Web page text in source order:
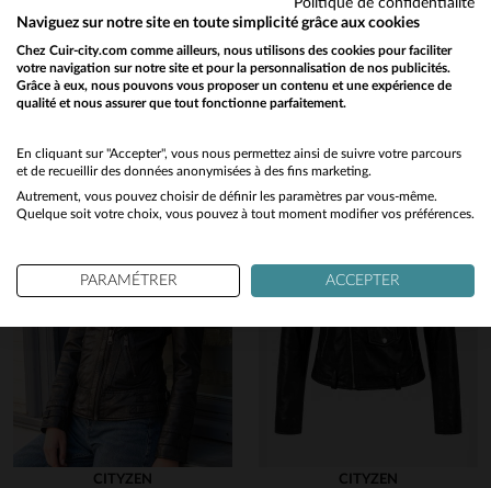
Vous aimerez également…
Découvrez ces produits similaires sélectionnés pour vous
CITYZEN
CITYZEN
Would you like to be redirected to our English site?
No
Yes
Politique de confidentialité
Naviguez sur notre site en toute simplicité grâce aux cookies
Chez Cuir-city.com comme ailleurs, nous utilisons des cookies pour faciliter
votre navigation sur notre site et pour la personnalisation de nos publicités.
Grâce à eux, nous pouvons vous proposer un contenu et une expérience de
qualité et nous assurer que tout fonctionne parfaitement.
En cliquant sur "Accepter", vous nous permettez ainsi de suivre votre parcours
et de recueillir des données anonymisées à des fins marketing.
Autrement, vous pouvez choisir de définir les paramètres par vous-même.
Quelque soit votre choix, vous pouvez à tout moment modifier vos préférences.
PARAMÉTRER ACCEPTER